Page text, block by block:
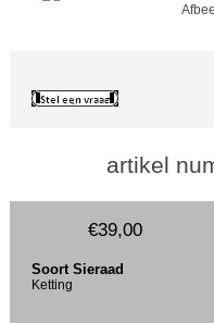
artikel
€39,00
Soort Sieraad
Ketting